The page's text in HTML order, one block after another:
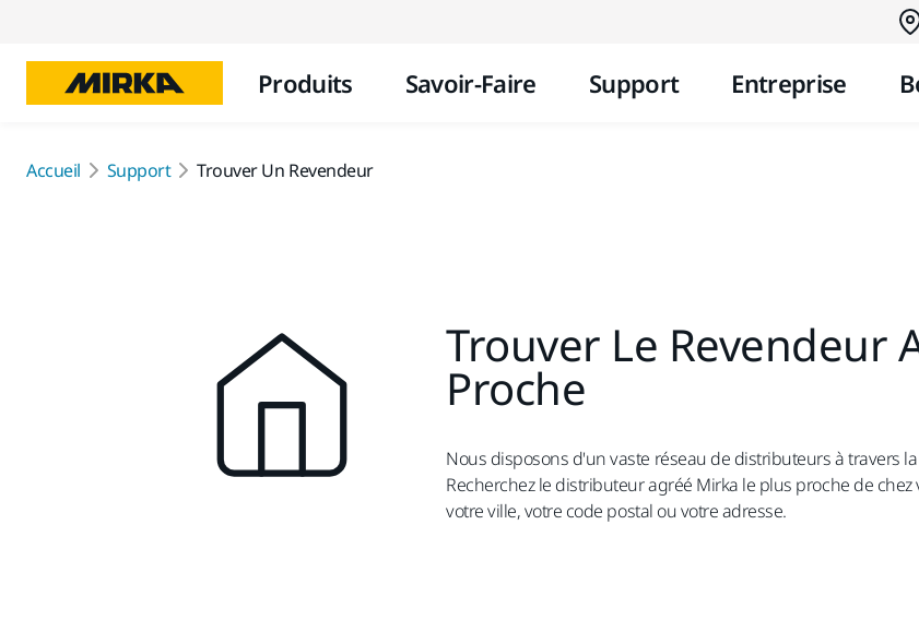
Produits Savoir-Faire Support Entreprise
Accueil Support Trouver Un Revendeur
Trouver Le Revendeur
Proche
Nous disposons d'un vaste réseau de distributeurs à travers
Recherchez le distributeur agréé Mirka le plus proche de
votre ville, votre code postal ou votre adresse.